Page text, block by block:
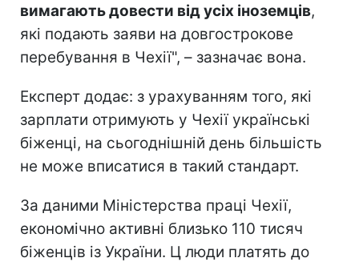
вимагають довести від усіх іноземців,
які подають заяви на довгострокове
перебування в Чехії", – зазначає вона.
Експерт додає: з урахуванням того, які
зарплати отримують у Чехії українські
біженці, на сьогоднішній день більшість
не може вписатися в такий стандарт.
За даними Міністерства праці Чехії,
економічно активні близько 110 тисяч
біженців із України. Ц люди платять до